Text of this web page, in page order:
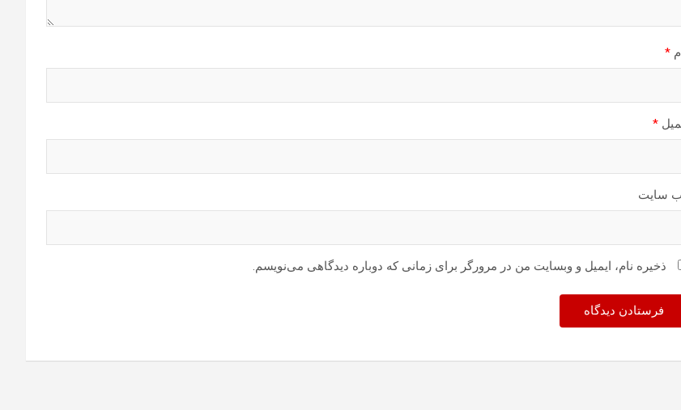
*
*
سایت
ذخیره نام، ایمیل و وبسایت من در مرورگر برای زمانی که دوباره دیدگاهی می‌نویسم.